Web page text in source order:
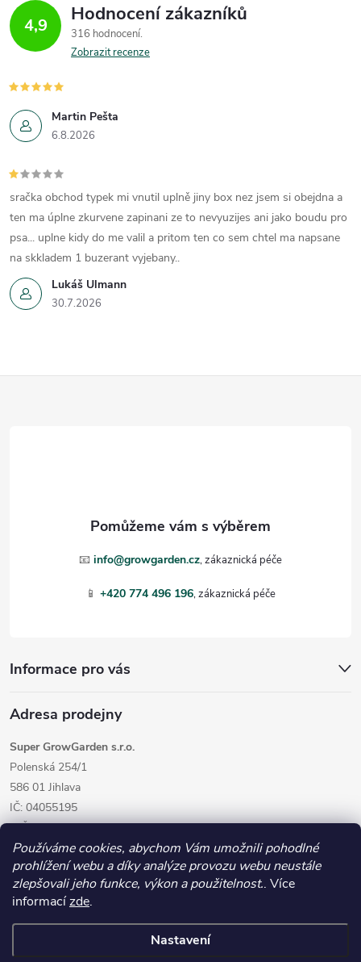
Používáme cookies, abychom Vám umožnili pohodlné
prohlížení webu a díky analýze provozu webu neustále
zlepšovali jeho funkce, výkon a použitelnost.. Více
informacízde.
Nastavení
d
a
c
í
p
r
v
k
y
v
p
4,9 Hodnocení zákazníků
316 hodnocení
Zobrazit recenze
Martin Pešta
6.8.2026
Lukáš Ulmann
30.7.2026
sračka obchod typek mi vnutil uplně jiny box nez jsem si obejdna a
ten ma úplne zkurvene zapinani ze to nevyuzijes ani jako boudu pro
psa... uplne kidy do me valil a pritom ten co sem chtel ma napsane
na skkladem 1 buzerant vyjebany..
📧 info@growgarden.cz
📱 +420 774 496 196
Informace pro vás
Adresa prodejny
Super GrowGarden s.r.o.
Polenská 254/1
586 01 Jihlava
IČ: 04055195
DIČ: CZ04055195